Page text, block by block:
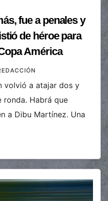
fue a penales y
de héroe para
América
volvió a atajar dos y
ronda. Habrá que
a Dibu Martínez. Una